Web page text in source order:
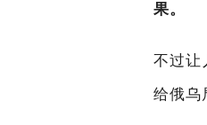
果。
不过让
给俄乌